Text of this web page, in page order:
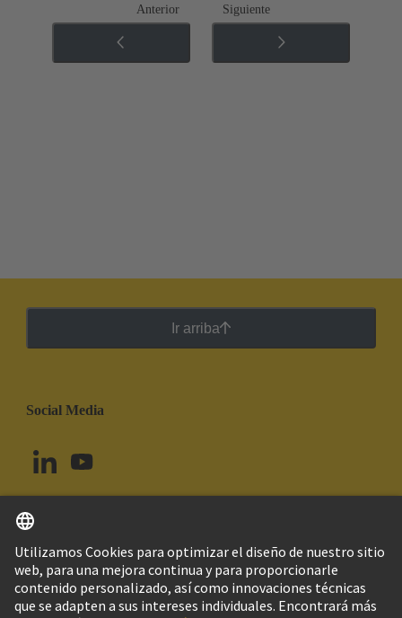
Anterior Siguiente
Ir arriba
Social Media
Uruguay Español